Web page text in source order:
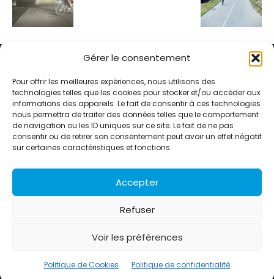
Gérer le consentement
Pour offrir les meilleures expériences, nous utilisons des
technologies telles que les cookies pour stocker et/ou accéder aux
informations des appareils. Le fait de consentir à ces technologies
nous permettra de traiter des données telles que le comportement
de navigation ou les ID uniques sur ce site. Le fait de ne pas
consentir ou de retirer son consentement peut avoir un effet négatif
sur certaines caractéristiques et fonctions.
Accepter
Refuser
Voir les préférences
Politique de Cookies Politique de confidentialité
Alternative Média est une agence de relations presse et de
relations publiques basée à Grenoble. Depuis 1995, elle conçoit et
pilote des stratégies de visibilité en France et à l’international
grâce à un réseau d’agences partenaires.
Contact International
Références
Politique de confidentialité
Politique de Cookies